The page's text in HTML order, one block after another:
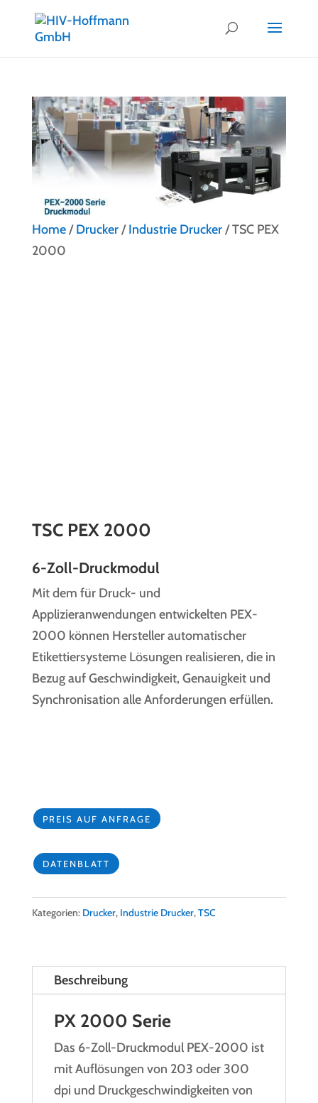
Home/Drucker/Industrie Drucker/ TSC PEX
2000
TSC PEX 2000
6-Zoll-Druckmodul
Mit dem für Druck- und
Applizieranwendungen entwickelten PEX-
2000 können Hersteller automatischer
Etikettiersysteme Lösungen realisieren, die in
Bezug auf Geschwindigkeit, Genauigkeit und
Synchronisation alle Anforderungen erfüllen.
PREIS AUF ANFRAGE
DATENBLATT
Kategorien: Drucker, Industrie Drucker,TSC
Beschreibung
PX 2000 Serie
Das 6-Zoll-Druckmodul PEX-2000 ist
mit Auflösungen von 203 oder 300
dpi und Druckgeschwindigkeiten von